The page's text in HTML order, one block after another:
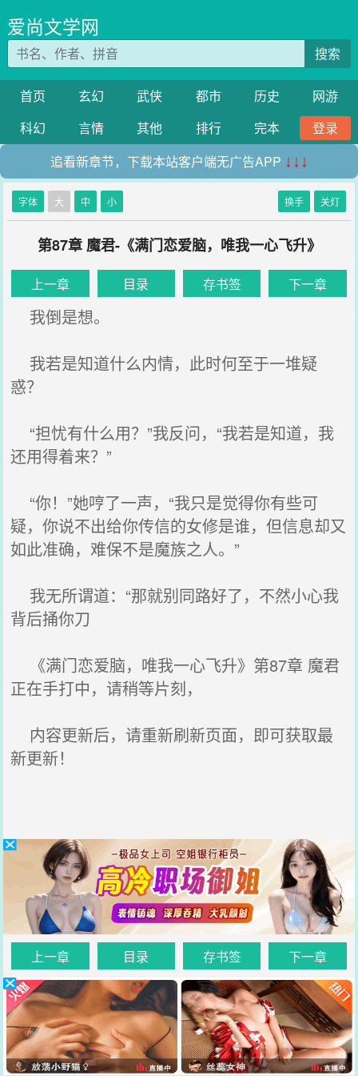
爱尚文学网
搜索
首页 玄幻 武侠 都市 历史
网游
科幻
言情 其他 排行 完本
登录
追看新章节，下载本站客户端无广告APP ↓↓↓
字体 大 中 小 换手 关灯
第87章 魔君-《满门恋爱脑，唯我一心飞升》
上一章 目录 存书签 下一章
我倒是想。
我若是知道什么内情，此时何至于一堆疑
惑？
“担忧有什么用？”我反问，“我若是知道，我
还用得着来？”
“你！”她哼了一声，“我只是觉得你有些可
疑，你说不出给你传信的女修是谁，但信息却又
如此准确，难保不是魔族之人。”
我无所谓道：“那就别同路好了，不然小心我
背后捅你刀
《满门恋爱脑，唯我一心飞升》第87章 魔君
正在手打中，请稍等片刻，
内容更新后，请重新刷新页面，即可获取最
新更新！
上一章 目录 存书签 下一章